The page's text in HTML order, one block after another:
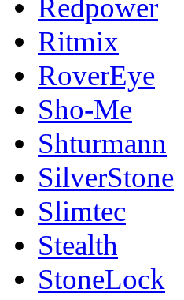
Redpower
Ritmix
RoverEye
Sho-Me
Shturmann
SilverStone
Slimtec
Stealth
StoneLock